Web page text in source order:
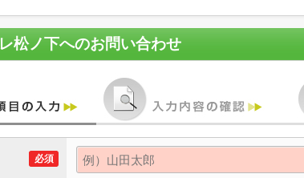
松ノ下へのお問い合わせ
必須